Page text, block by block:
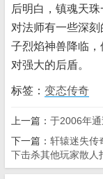
后明白，镇魂天
对法师有一些深
子烈焰神兽降临
对强大的后盾。
标签： 变态传奇
上一篇： 于2006年
下一篇： 轩辕迷失传
下击杀其他玩家散人